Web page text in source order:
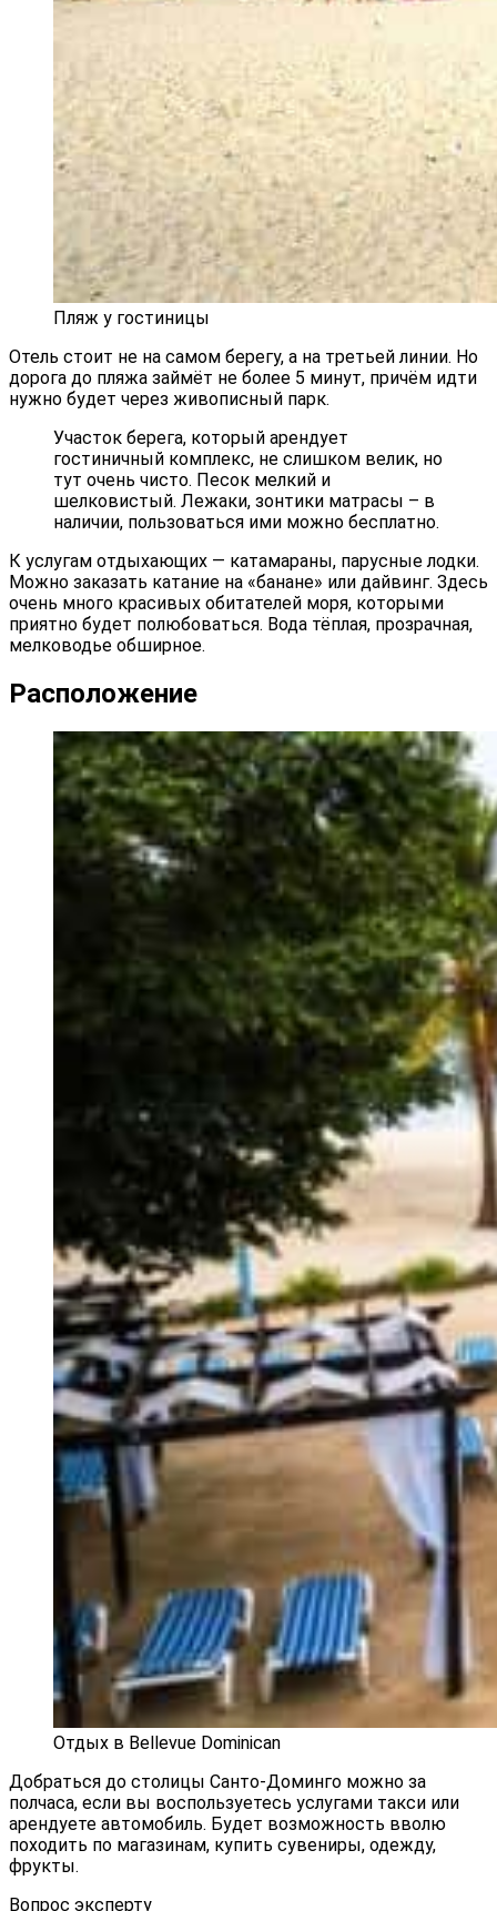
Пляж у гостиницы
Отель стоит не на самом берегу, а на третьей линии. Но
дорога до пляжа займёт не более 5 минут, причём идти
нужно будет через живописный парк.
Участок берега, который арендует
гостиничный комплекс, не слишком велик, но
тут очень чисто. Песок мелкий и
шелковистый. Лежаки, зонтики матрасы – в
наличии, пользоваться ими можно бесплатно.
К услугам отдыхающих — катамараны, парусные лодки.
Можно заказать катание на «банане» или дайвинг. Здесь
очень много красивых обитателей моря, которыми
приятно будет полюбоваться. Вода тёплая, прозрачная,
мелководье обширное.
Расположение
Отдых в Bellevue Dominican
Добраться до столицы Санто-Доминго можно за
полчаса, если вы воспользуетесь услугами такси или
арендуете автомобиль. Будет возможность вволю
походить по магазинам, купить сувениры, одежду,
фрукты.
Вопрос эксперту